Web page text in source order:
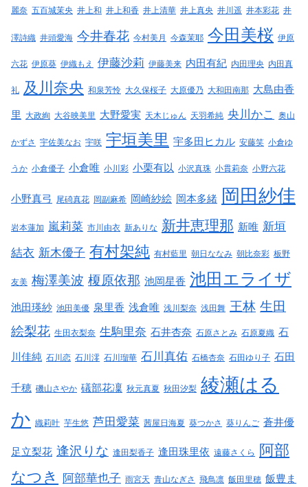
麗奈 五百城茉央 井上和 井上和香 井上清華 井上真央 井川遥 井本彩花 井
澤詩織 井頭愛海 今井春花 今村美月 今森茉耶 今田美桜 伊原
六花 伊原葵 伊織もえ 伊藤沙莉 伊藤美来 内田有紀 内田理央 内田真
礼 及川奈央 和泉芳怜 大久保桜子 大原優乃 大和田南那 大島由香
里 大政絢 大谷映美里 大野愛実 天木じゅん 天羽希純 央川かこ 奥山
かずさ 宇佐美なお 宇咲 宇垣美里 宇多田ヒカル 安藤笑 小倉ゆ
うか 小倉優子 小倉唯 小川彩 小栗有以 小沢真珠 小貫莉奈 小野六花
小野真弓 尾碕真花 岡副麻希 岡崎紗絵 岡本多緒 岡田紗佳
岩本蓮加 嵐莉菜 市川由衣 新ありな 新井恵理那 新唯 新垣
結衣 新木優子 有村架純 有村藍里 朝日ななみ 朝比奈彩 板野
友美 梅澤美波 榎原依那 池岡星香 池田エライザ
池田瑛紗 池田美優 泉里香 浅倉唯 浅川梨奈 浅田舞 王林 生田
絵梨花 生田衣梨奈 生駒里奈 石井杏奈 石原さとみ 石原夏織 石
川佳純 石川恋 石川澪 石川瑠華 石川真佑 石橋杏奈 石田ゆり子 石田
千穂 磯山さやか 礒部花凜 秋元真夏 秋田汐梨 綾瀬はる
か 織莉叶 芋生悠 芦田愛菜 茜屋日海夏 葵つかさ 葵りんご 蒼井優
足立梨花 逢沢りな 逢田梨香子 逢田珠里依 遠藤さくら
阿部
なつき
阿部華也子 雨宮天 青山なぎさ 飛鳥凛 飯田里穂 飯豊ま